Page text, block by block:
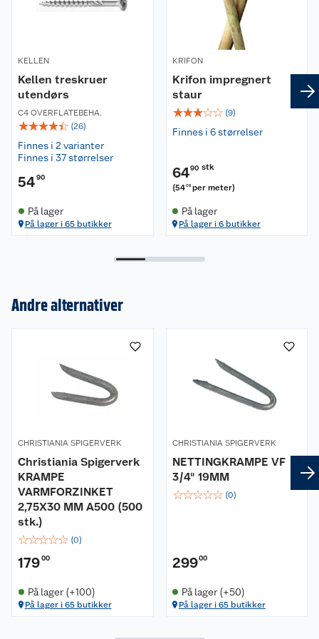
KELLEN
Kellen treskruer
utendørs
C4 OVERFLATEBEHA.
☆☆☆☆☆ (26)
Finnes i 2 varianter
Finnes i 37 størrelser
5490
På lager
På lager i 65 butikker
KRIFON
Krifon impregnert
staur
☆☆☆☆☆ (9)
Finnes i 6 størrelser
6490 stk
(54 08 per meter)
På lager
På lager i 6 butikker
Andre alternativer
CHRISTIANIA SPIGERVERK
Christiania Spigerverk
KRAMPE
VARMFORZINKET
2,75X30 MM A500 (500
stk.)
☆☆☆☆☆ (0)
17900
På lager (+100)
På lager i 65 butikker
CHRISTIANIA SPIGERVERK
NETTINGKRAMPE VF
3/4" 19MM
☆☆☆☆☆ (0)
29900
På lager (+50)
På lager i 65 butikker
Kundeservice
Kontakt oss
Retur- og angrerett
Reklamasjon
Ofte stilte spørsmål
Leveringstid
Leie tilhenger
Våre merkevarer
Våre kjeder
Kjøpsvilkår
Personvern
Cookies
Bærekraft
Lavprisløfte
Åpent kjøp
Retur av el-avfall
Hageinspirasjon
Oppussing med utemaling
Oppussing med innemaling
Et varmere hjem
Gulv